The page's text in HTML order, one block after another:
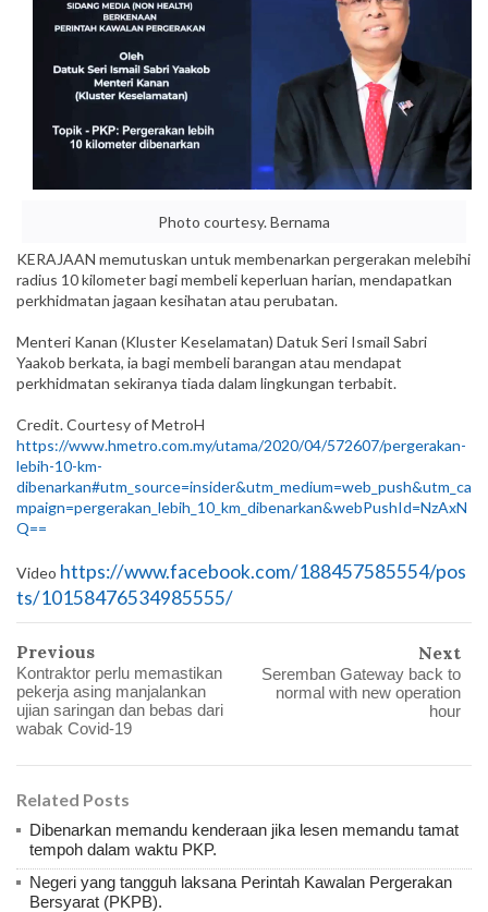
Photo courtesy. Bernama
KERAJAAN memutuskan untuk membenarkan pergerakan melebihi
radius 10 kilometer bagi membeli keperluan harian, mendapatkan
perkhidmatan jagaan kesihatan atau perubatan.
Menteri Kanan (Kluster Keselamatan) Datuk Seri Ismail Sabri
Yaakob berkata, ia bagi membeli barangan atau mendapat
perkhidmatan sekiranya tiada dalam lingkungan terbabit.
Credit. Courtesy of MetroH
https://www.hmetro.com.my/utama/2020/04/572607/pergerakan-
lebih-10-km-
dibenarkan#utm_source=insider&utm_medium=web_push&utm_ca
mpaign=pergerakan_lebih_10_km_dibenarkan&webPushId=NzAxN
Q==
Video https://www.facebook.com/188457585554/pos
ts/10158476534985555/
Previous
Kontraktor perlu memastikan
pekerja asing manjalankan
ujian saringan dan bebas dari
wabak Covid-19
Next
Seremban Gateway back to
normal with new operation
hour
Related Posts
Dibenarkan memandu kenderaan jika lesen memandu tamat
tempoh dalam waktu PKP.
Negeri yang tangguh laksana Perintah Kawalan Pergerakan
Bersyarat (PKPB).